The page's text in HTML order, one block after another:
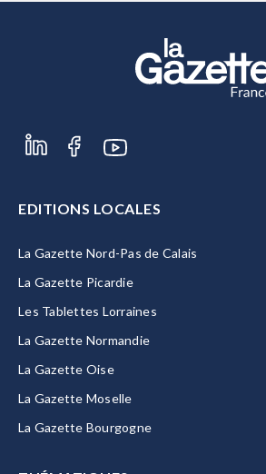
EDITIONS LOCALES
La Gazette Nord-Pas de Calais
La Gazette Picardie
Les Tablettes Lorraines
La Gazette Normandie
La Gazette Oise
La Gazette Moselle
La Gazette Bourgogne